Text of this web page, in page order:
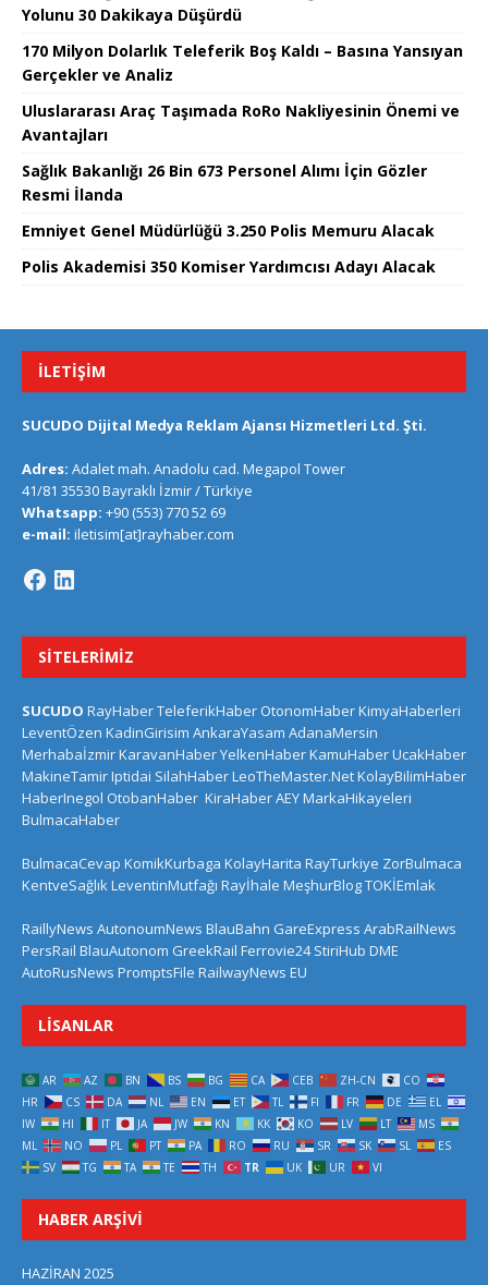
Yolunu 30 Dakikaya Düşürdü
170 Milyon Dolarlık Teleferik Boş Kaldı – Basına Yansıyan
Gerçekler ve Analiz
Uluslararası Araç Taşımada RoRo Nakliyesinin Önemi ve
Avantajları
Sağlık Bakanlığı 26 Bin 673 Personel Alımı İçin Gözler
Resmi İlanda
Emniyet Genel Müdürlüğü 3.250 Polis Memuru Alacak
Polis Akademisi 350 Komiser Yardımcısı Adayı Alacak
İLETIŞIM
SUCUDO Dijital Medya Reklam Ajansı Hizmetleri Ltd. Şti.
Adres: Adalet mah. Anadolu cad. Megapol Tower
41/81 35530 Bayraklı İzmir / Türkiye
Whatsapp: +90 (553) 770 52 69
e-mail: iletisim[at]rayhaber.com
SITELERIMIZ
SUCUDO RayHaberTeleferikHaber OtonomHaberKimyaHaberleri
LeventÖzen KadinGirisim AnkaraYasam AdanaMersin
MerhabaİzmirKaravanHaberYelkenHaberKamuHaberUcakHaber
MakineTamirIptidai SilahHaberLeoTheMaster.NetKolayBilimHaber
HaberInegol OtobanHaber KiraHaberAEYMarkaHikayeleri
BulmacaHaber
BulmacaCevap KomikKurbaga KolayHarita RayTurkiye ZorBulmaca
KentveSağlıkLeventinMutfağı Rayİhale MeşhurBlogTOKİEmlak
RaillyNews AutonoumNews BlauBahn GareExpress ArabRailNews
PersRail BlauAutonom GreekRail Ferrovie24 StiriHub DME
AutoRusNews PromptsFile RailwayNews EU
LISANLAR
AR AZ BN BS BG CA CEB ZH-CN
CO
HR
CS DA NL EN ET TL FI FR DE
EL
IW
HI IT JA JW KN KK KO LV LT
MS
ML
NO PL PT PA RO RU SR SK SL
ES
SV
TG TA TE TH TR UK UR VI
HABER ARŞIVI
HAZIRAN 2025